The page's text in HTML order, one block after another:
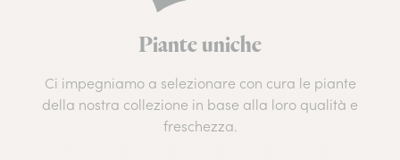
Piante uniche
Ci impegniamo a selezionare con cura le piante
della nostra collezione in base alla loro qualità e
freschezza.